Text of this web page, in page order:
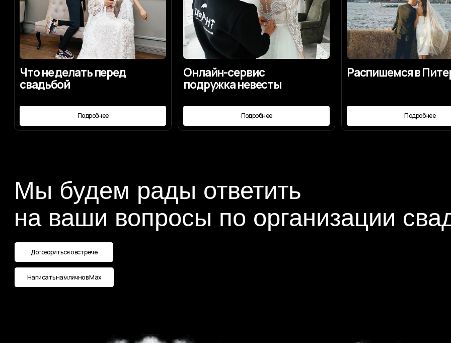
Мы будем рады ответить
на ваши вопросы по организации свадьбы
Договориться о встрече
Написать нам лично в Max
Наши контакты
+7 (987) 710-90-90
Номер телефона: